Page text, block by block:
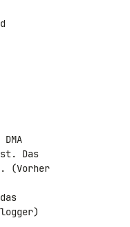
Das
(Vorher